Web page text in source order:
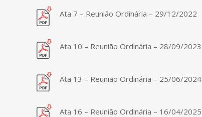
Ata 7 – Reunião Ordinária – 29/12/2022
Ata 10 – Reunião Ordinária – 28/09/2023
Ata 13 – Reunião Ordinária – 25/06/2024
Ata 16 – Reunião Ordinária – 16/04/2025